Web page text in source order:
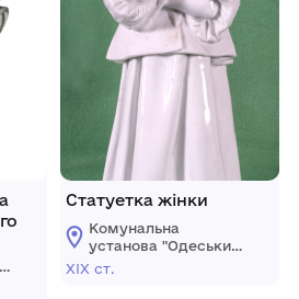
Статуетка жінки
Комунальна
установа "Одеський
національний
ХІХ ст.